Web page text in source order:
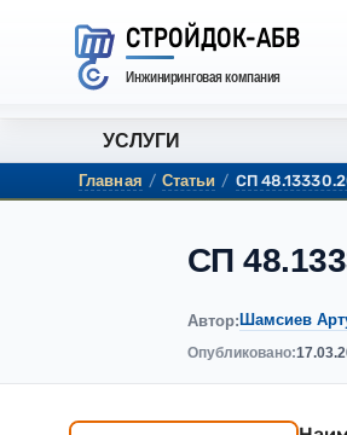
СТРОЙДОК-АБВ
Инжиниринговая компания
УСЛУГИ
Главная / Статьи / СП
СП
Автор: Шамсиев
Опубликовано: